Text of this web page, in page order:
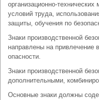
организационно-
условий труда,
защиты, обучения по
Знаки производственной
направлены на привлечение
опасности.
Знаки производственной
дополнительными,
Основные знаки должны